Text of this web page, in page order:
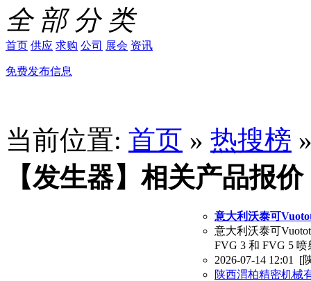
全 部 分 类
首页 供应 求购 公司 展会 资讯
免费发布信息
当前位置: 首页 » 热搜榜
【发生器】相关产品报价
意大利沃泰可
意大利沃泰可
FVG 3 和 FVG 5
2026-07-14 12:01 [
陕西渭柏精密机械